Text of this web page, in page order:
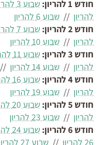
חודש 1 להריון:
שבוע 3 להריון
להריון // שבוע 6 להריון
חודש 2 להריון:
שבוע 7 להריון
להריון // שבוע 10 להריון
חודש 3 להריון:
שבוע 11 להריון
להריון // שבוע 14 להריון //
חודש 4 להריון:
שבוע 16 להריון
להריון // שבוע 19 להריון
חודש 5 להריון:
שבוע 20 להריון
להריון // שבוע 23 להריון
חודש 6 להריון:
שבוע 24 להריון
26 להריון
// שבוע 27 להריון